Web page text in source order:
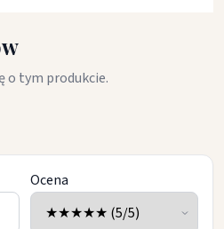
o tym produkcie.
Ocena